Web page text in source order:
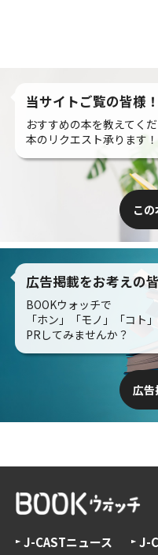
当サイトご覧の皆様！
おすすめの本を教えてくだ
本のリクエスト承ります！
こ
広告掲載をお考えの
BOOKウォッチで
「ホン」「モノ」「コト
PRしてみませんか？
広告
J-CASTニュース
J-